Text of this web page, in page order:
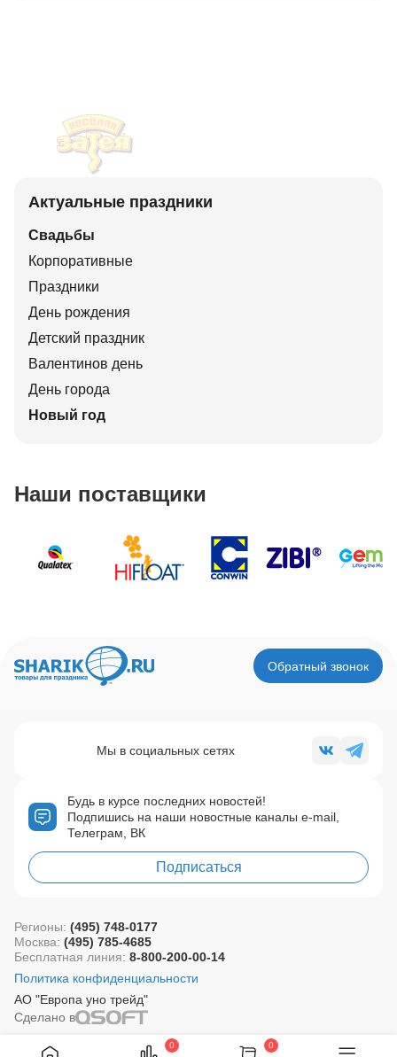
0 0
Актуальные праздники
Свадьбы
Корпоративные
Праздники
День рождения
Детский праздник
Валентинов день
День города
Новый год
Наши поставщики
Обратный звонок
Будь в курсе последних новостей!
Подпишись на наши новостные каналы e-mail,
Телеграм, ВК
Подписаться
Мы в социальных сетях
АО "Европа уно трейд"
Регионы: (495) 748-0177
Москва: (495) 785-4685
Бесплатная линия: 8-800-200-00-14
Политика конфиденциальности
Сделано в